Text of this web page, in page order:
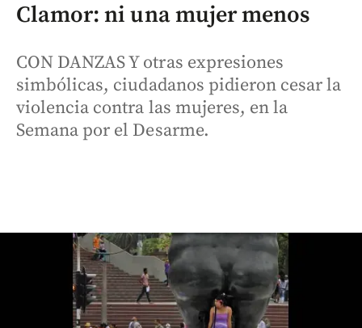
Clamor: ni una mujer menos
CON DANZAS Y otras expresiones
simbólicas, ciudadanos pidieron cesar la
violencia contra las mujeres, en la
Semana por el Desarme.